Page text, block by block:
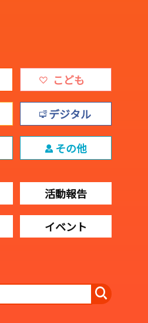
こども
デジタル
その他
活動報告
イベント